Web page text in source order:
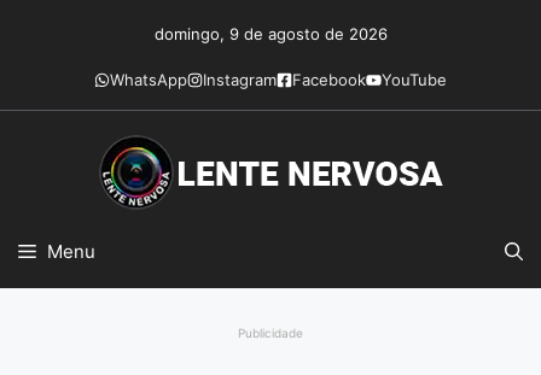
conteúdo
domingo, 9 de agosto de 2026
WhatsApp Instagram Facebook YouTube
Menu
Publicidade